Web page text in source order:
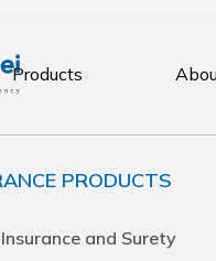
Products
PRODUCTS
and Surety